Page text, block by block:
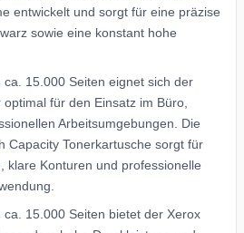
entwickelt und sorgt für eine präzise
sowie eine konstant hohe
ca. 15.000 Seiten eignet sich der
für den Einsatz im Büro,
Arbeitsumgebungen. Die
Capacity Tonerkartusche sorgt für
klare Konturen und professionelle
ca. 15.000 Seiten bietet der Xerox